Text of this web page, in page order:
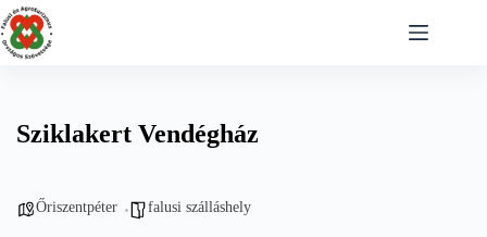
Skip
to
content
Sziklakert Vendégház
Őriszentpéter falusi szálláshely